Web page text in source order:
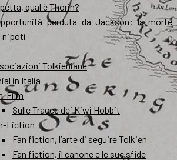
qual è Thorin?
perduta da Jackson: la morte
nipoti
Tolkieniane
in Italia
Film
Sulle Tracce dei Kiwi Hobbit
Fiction
Fan fiction, l’arte di seguire Tolkien
Fan fiction, il canone e le sue sfide